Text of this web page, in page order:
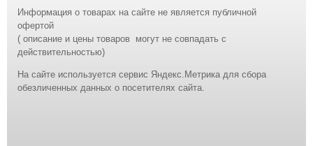
Информация о товарах на сайте не является публичной
офертой
( описание и цены товаров могут не совпадать с
действительностью)
На сайте используется сервис Яндекс.Метрика для сбора
обезличенных данных о посетителях сайта.